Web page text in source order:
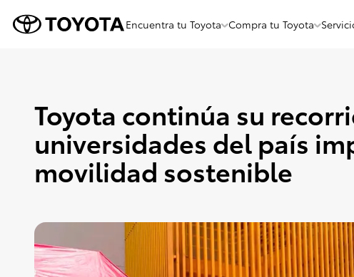
Encuentra tu Toyota Compra tu Toyota
Toyota continúa su
universidades del país
movilidad sostenible